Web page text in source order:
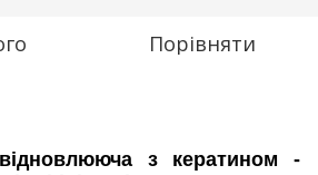
Порівняти
з кератином -